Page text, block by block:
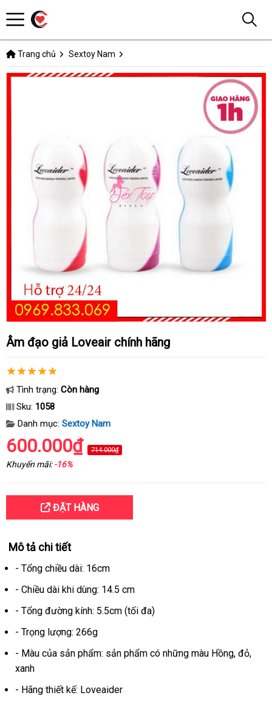
Trang chủ Sextoy Nam
Âm đạo giả Loveair chính hãng
Tình trạng: Còn hàng
Sku: 1058
Danh mục: Sextoy Nam
600.000₫ 714.000₫
Khuyến mãi:-16%
ĐẶT HÀNG
Mô tả chi tiết
- Tổng chiều dài: 16cm
- Chiều dài khi dùng: 14.5 cm
- Tổng đường kính: 5.5cm (tối đa)
- Trọng lượng: 266g
- Màu trung
của sản phẩm: sản phẩm có có
những màu Hồngto
, đỏlừa
,
xanh
- Hãng thiết kế: Loveaider